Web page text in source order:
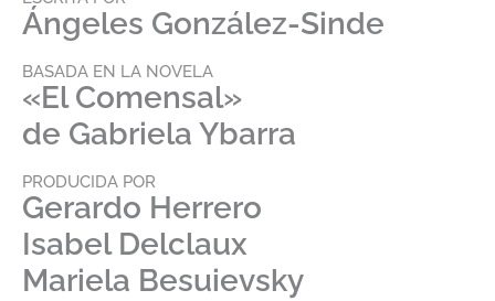
Ángeles González-Sinde
BASADA EN LA NOVELA
«El Comensal»
de Gabriela Ybarra
PRODUCIDA POR
Gerardo Herrero
Isabel Delclaux
Mariela Besuievsky